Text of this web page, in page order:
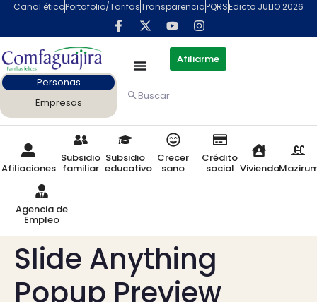
contenido
Canal éticoPortafolio/TarifasTransparenciaPQRSEdicto JULIO 2026
Afiliarme
Personas
Empresas
Buscar
Afiliaciones
Subsidio
familiar
Subsidio
educativo
Crecer
sano
Crédito
social Vivienda
Agencia de
Empleo
Slide Anything
Popup Preview